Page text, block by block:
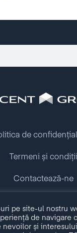
© 2009 - 2026
All rights reserved.
de
Termeni și condiții
Contactează-ne
pe site-ul nostru
de navigare
nevoilor și